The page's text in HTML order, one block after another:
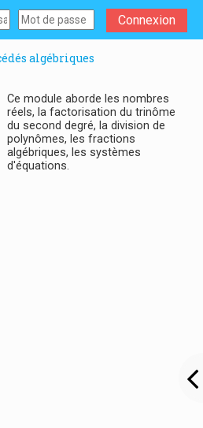
Connexion
algébriques
Ce module aborde les nombres
réels, la factorisation du trinôme
du second degré, la division de
polynômes, les fractions
algébriques, les systèmes
d'équations.